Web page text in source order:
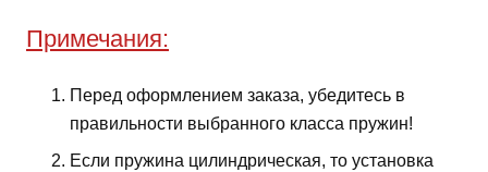
Примечания:
Перед оформлением заказа, убедитесь в
правильности выбранного класса пружин!
Если пружина цилиндрическая, то установка